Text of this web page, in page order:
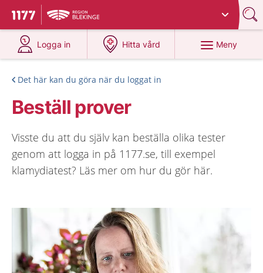
Till startsidan för 1177
Du har valt region
Logga in
på 1177.se
Hitta vård
på 1177.se
Meny
Det här kan du göra när du loggat in
Beställ prover
Visste du att du själv kan beställa olika tester
genom att logga in på 1177.se, till exempel
klamydiatest? Läs mer om hur du gör här.